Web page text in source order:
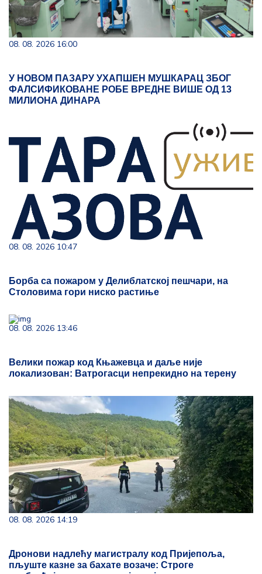
08. 08. 2026 16:00
У НОВОМ ПАЗАРУ УХАПШЕН МУШКАРАЦ ЗБОГ
ФАЛСИФИКОВАНЕ РОБЕ ВРЕДНЕ ВИШЕ ОД 13
МИЛИОНА ДИНАРА
08. 08. 2026 10:47
Борба са пожаром у Делиблатској пешчари, на
Столовима гори ниско растиње
08. 08. 2026 13:46
Велики пожар код Књажевца и даље није
локализован: Ватрогасци непрекидно на терену
08. 08. 2026 14:19
Дронови надлећу магистралу код Пријепоља,
пљуште казне за бахате возаче: Строге